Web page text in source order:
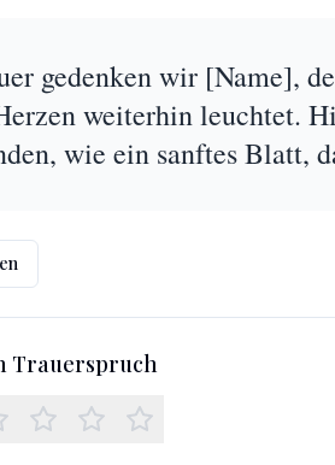
gedenken wir [Name],
weiterhin leuchtet.
wie ein sanftes Blatt,
Trauerspruch